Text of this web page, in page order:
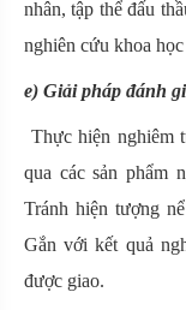
nhân, tập thể đấu
nghiên cứu khoa
e) Giải pháp đánh
Thực hiện nghiêm
qua các sản phẩm
Tránh hiện tượng
Gắn với kết quả
được giao.